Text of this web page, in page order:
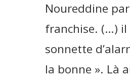
Noureddine
franchise. (…) il
sonnette
la bonne ». Là